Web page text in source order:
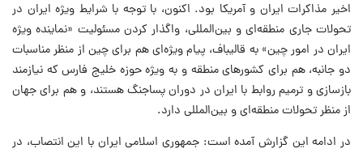
اخیر مذاکرات ایران و آمریکا بود. اکنون، با توجه با شرایط ویژه ایران در
تحولات جاری منطقه‌ای و بین‌المللی، واگذار کردن مسئولیت «نماینده ویژه
ایران در امور چین» به قالیباف، پیام ویژه‌ای هم برای چین از منظر مناسبات
دو جانبه، هم برای کشورهای منطقه و به ویژه حوزه خلیج فارس که نیازمند
بازسازی و ترمیم روابط با ایران در دوران پساجنگ هستند، و هم برای جهان
از منظر تحولات منطقه‌ای و بین‌المللی دارد.
در ادامه این گزارش آمده است: جمهوری اسلامی ایران با این انتصاب، در